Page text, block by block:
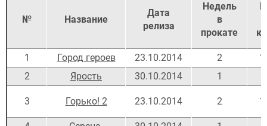
№ Название
Дата
релиза
Недель
в
прокате
1 Город героев 23.10.2014 2
2
Ярость 30.10.2014 1
3 Горько! 2 23.10.2014 2